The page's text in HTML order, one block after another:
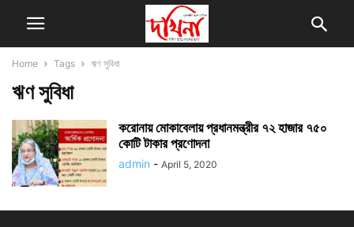
Home Tags ঋণ সুবিধা
ঋণ সুবিধা
করোনায় মোকাবেলায় প্রধানমন্ত্রীর ৭২ হাজার ৭৫০
কোটি টাকার প্রণোদনা
admin - April 5, 2020